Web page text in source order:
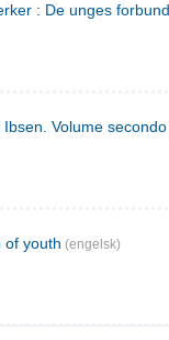
: De unges
Volume secondo
of youth (engelsk)